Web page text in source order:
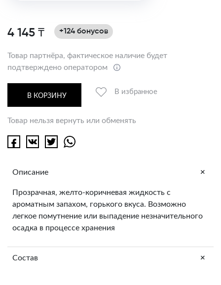
4 145 ₸ +124 бонусов
Товар партнёра, фактическое наличие будет
подтверждено оператором
В КОРЗИНУ
В избранное
Товар нельзя вернуть или обменять
Описание +
Прозрачная, желто-коричневая жидкость с
ароматным запахом, горького вкуса. Возможно
легкое помутнение или выпадение незначительного
осадка в процессе хранения
Состав +